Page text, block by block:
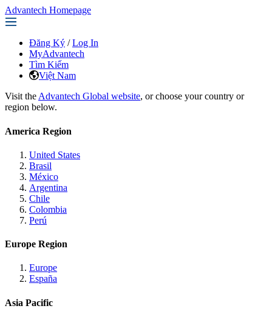
Advantech Homepage
Đăng Ký / Log In
MyAdvantech
Tìm Kiếm
Việt Nam
Visit the Advantech Global website, or choose your country or
region below.
America Region
United States
Brasil
México
Argentina
Chile
Colombia
Perú
Europe Region
Europe
España
Asia Pacific